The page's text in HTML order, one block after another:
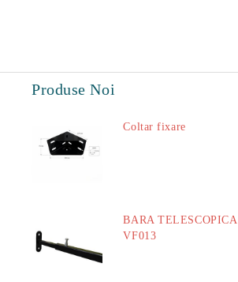
Produse Noi
Coltar fixare
BARA TELESCOPICA 120-225CM
VF013